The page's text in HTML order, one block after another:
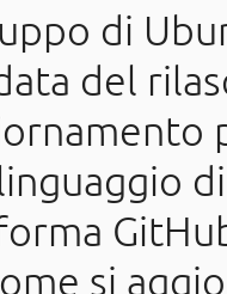
di
del
si